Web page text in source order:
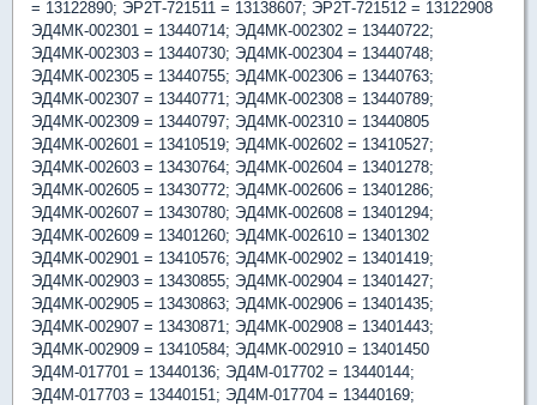
= 13122890; ЭР2Т-721511 = 13138607; ЭР2Т-721512 = 13122908
ЭД4МК-002301 = 13440714; ЭД4МК-002302 = 13440722;
ЭД4МК-002303 = 13440730; ЭД4МК-002304 = 13440748;
ЭД4МК-002305 = 13440755; ЭД4МК-002306 = 13440763;
ЭД4МК-002307 = 13440771; ЭД4МК-002308 = 13440789;
ЭД4МК-002309 = 13440797; ЭД4МК-002310 = 13440805
ЭД4МК-002601 = 13410519; ЭД4МК-002602 = 13410527;
ЭД4МК-002603 = 13430764; ЭД4МК-002604 = 13401278;
ЭД4МК-002605 = 13430772; ЭД4МК-002606 = 13401286;
ЭД4МК-002607 = 13430780; ЭД4МК-002608 = 13401294;
ЭД4МК-002609 = 13401260; ЭД4МК-002610 = 13401302
ЭД4МК-002901 = 13410576; ЭД4МК-002902 = 13401419;
ЭД4МК-002903 = 13430855; ЭД4МК-002904 = 13401427;
ЭД4МК-002905 = 13430863; ЭД4МК-002906 = 13401435;
ЭД4МК-002907 = 13430871; ЭД4МК-002908 = 13401443;
ЭД4МК-002909 = 13410584; ЭД4МК-002910 = 13401450
ЭД4М-017701 = 13440136; ЭД4М-017702 = 13440144;
ЭД4М-017703 = 13440151; ЭД4М-017704 = 13440169;